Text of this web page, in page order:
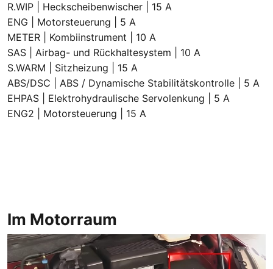
R.WIP | Heckscheibenwischer | 15 A
ENG | Motorsteuerung | 5 A
METER | Kombiinstrument | 10 A
SAS | Airbag- und Rückhaltesystem | 10 A
S.WARM | Sitzheizung | 15 A
ABS/DSC | ABS / Dynamische Stabilitätskontrolle | 5 A
EHPAS | Elektrohydraulische Servolenkung | 5 A
ENG2 | Motorsteuerung | 15 A
Im Motorraum